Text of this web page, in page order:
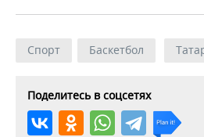
Спорт Баскетбол
Поделитесь в соцсетях